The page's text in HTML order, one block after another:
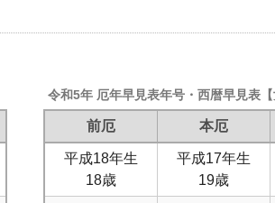
令和5年 厄年早見表年号・西暦早見表【
前厄 本厄
平成18年生
18歳
平成17年生
19歳